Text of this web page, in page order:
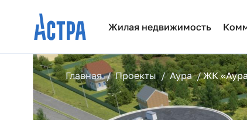
Жилая недвижимость
Главная Проекты Аура ЖК